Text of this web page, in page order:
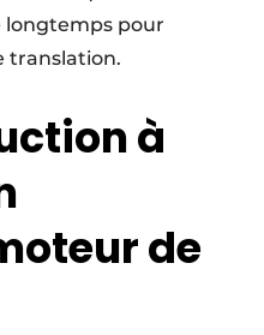
longtemps pour
translation.
à
de